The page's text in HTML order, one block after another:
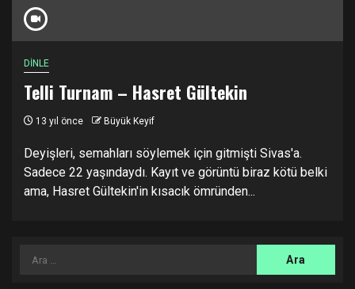
DİNLE
Telli Turnam – Hasret Gültekin
13 yıl önce Büyük Keyif
Deyişleri, semahları söylemek için gitmişti Sivas'a.
Sadece 22 yaşındaydı. Kayıt ve görüntü biraz kötü belki
ama, Hasret Gültekin'in kısacık ömründen...
Arama: